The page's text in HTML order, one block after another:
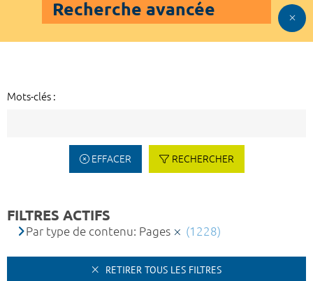
Recherche avancée
Mots-clés :
EFFACER RECHERCHER
FILTRES ACTIFS
Par type de contenu: Pages (1228)
RETIRER TOUS LES FILTRES